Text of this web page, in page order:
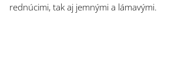
rednúcimi, tak aj jemnými a lámavými.